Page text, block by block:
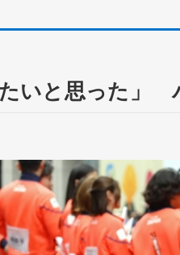
たいと思った」